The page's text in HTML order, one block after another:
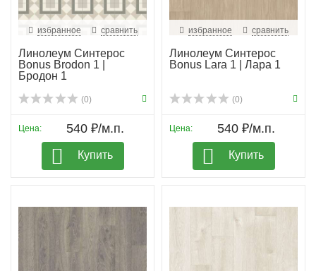
избранное сравнить
Линолеум Синтерос
Bonus Brodon 1 |
Бродон 1
(0)
Цена: 540 ₽/м.п.
Купить
избранное сравнить
Линолеум Синтерос
Bonus Lara 1 | Лара 1
(0)
Цена: 540 ₽/м.п.
Купить